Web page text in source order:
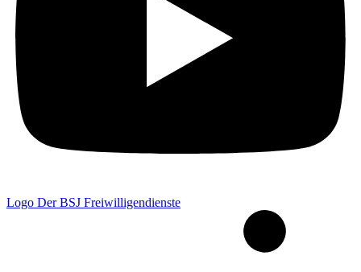
Logo Der BSJ Freiwilligendienste